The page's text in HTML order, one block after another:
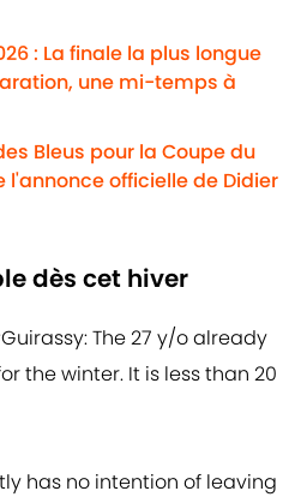
: La finale la plus longue
une mi-temps à
Bleus pour la Coupe du
l'annonce officielle de Didier
dès cet hiver
: The 27 y/o already
the winter. It is less than 20
has no intention of leaving